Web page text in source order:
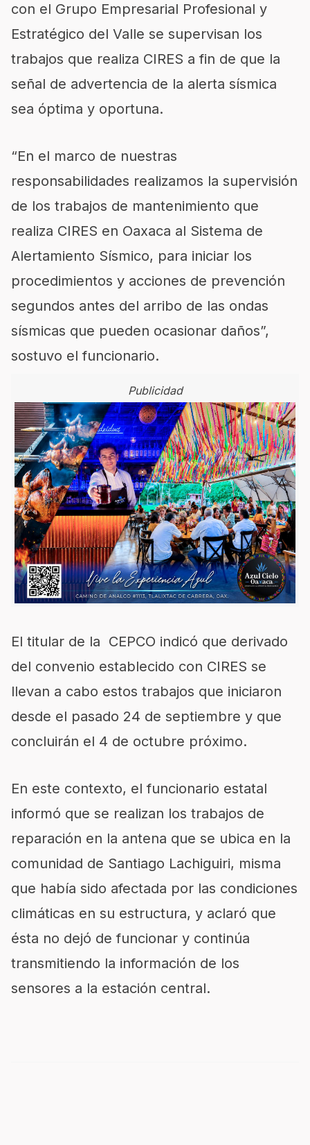
con el Grupo Empresarial Profesional y
Estratégico del Valle se supervisan los
trabajos que realiza CIRES a fin de que la
señal de advertencia de la alerta sísmica
sea óptima y oportuna.
“En el marco de nuestras
responsabilidades realizamos la supervisión
de los trabajos de mantenimiento que
realiza CIRES en Oaxaca al Sistema de
Alertamiento Sísmico, para iniciar los
procedimientos y acciones de prevención
segundos antes del arribo de las ondas
sísmicas que pueden ocasionar daños”,
sostuvo el funcionario.
Publicidad
El titular de la CEPCO indicó que derivado
del convenio establecido con CIRES se
llevan a cabo estos trabajos que iniciaron
desde el pasado 24 de septiembre y que
concluirán el 4 de octubre próximo.
En este contexto, el funcionario estatal
informó que se realizan los trabajos de
reparación en la antena que se ubica en la
comunidad de Santiago Lachiguiri, misma
que había sido afectada por las condiciones
climáticas en su estructura, y aclaró que
ésta no dejó de funcionar y continúa
transmitiendo la información de los
sensores a la estación central.